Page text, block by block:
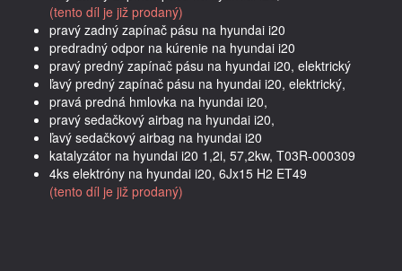
(tento díl je již prodaný)
pravý zadný zapínač pásu na hyundai i20
predradný odpor na kúrenie na hyundai i20
pravý predný zapínač pásu na hyundai i20, elektrický
ľavý predný zapínač pásu na hyundai i20, elektrický,
pravá predná hmlovka na hyundai i20,
pravý sedačkový airbag na hyundai i20,
ľavý sedačkový airbag na hyundai i20
katalyzátor na hyundai i20 1,2i, 57,2kw, T03R-000309
4ks elektróny na hyundai i20, 6Jx15 H2 ET49
(tento díl je již prodaný)